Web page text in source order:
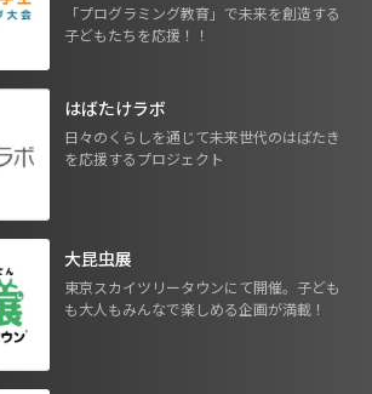
「プログラミング教育」で未来を創造する
子どもたちを応援！！
はばたけラボ
日々のくらしを通じて未来世代のはばたき
を応援するプロジェクト
大昆虫展
東京スカイツリータウンにて開催。子ども
も大人もみんなで楽しめる企画が満載！